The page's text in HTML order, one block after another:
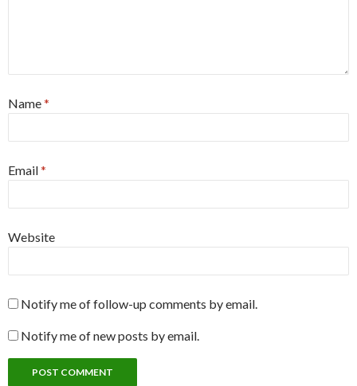
Name*
Email*
Website
Notify me of follow-up comments by email.
Notify me of new posts by email.